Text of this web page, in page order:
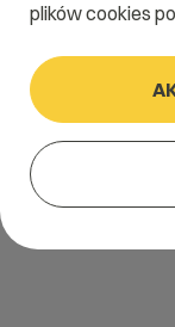
plików cookies